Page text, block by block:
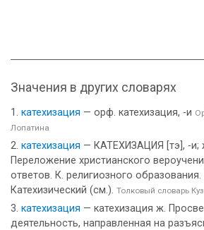
Значения в других словарях
катехизация — орф. катехизация, -и
Лопатина
катехизация — КАТЕХИЗАЦИЯ [тэ], -и;
Переложение христианского
ответов. К. религиозного
Катехизический (см.). Толковый словарь
катехизация — катехизация ж.
деятельность, направленная на